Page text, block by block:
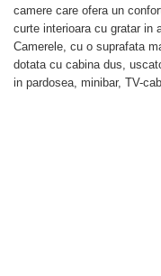
camere care ofera un
curte interioara cu gratar in
Camerele, cu o suprafata
dotata cu cabina dus,
in pardosea, minibar, TV-